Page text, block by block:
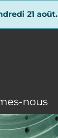
21 août.
nous